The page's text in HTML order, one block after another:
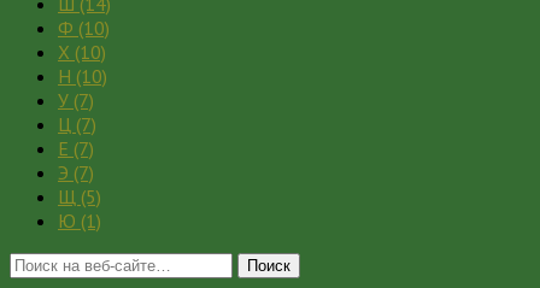
Ф (10)
Х (10)
Н (10)
У (7)
Ц (7)
Е (7)
Э (7)
Щ (5)
Ю (1)
Поиск